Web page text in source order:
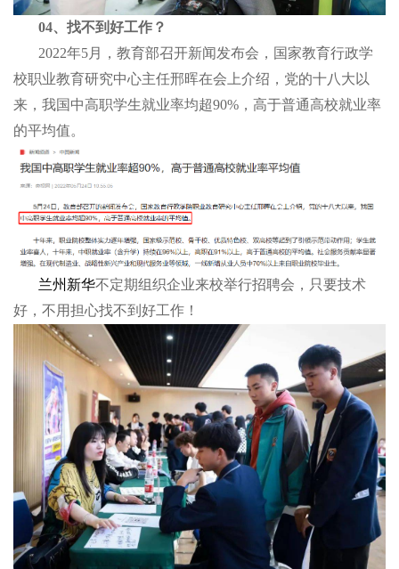
04、找不到好工作？
2022年5月，教育部召开新闻发布会，国家教育行政学
校职业教育研究中心主任邢晖在会上介绍，党的十八大以
来，我国中高职学生就业率均超90%，高于普通高校就业率
的平均值。
兰州新华不定期组织企业来校举行招聘会，只要技术
好，不用担心找不到好工作！